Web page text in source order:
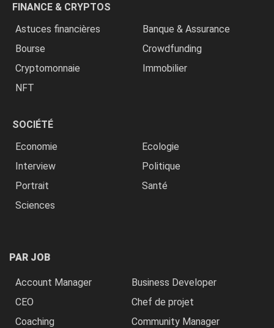
FINANCE & CRYPTOS
Astuces financières
Banque & Assurance
Bourse
Crowdfunding
Cryptomonnaie
Immobilier
NFT
SOCIÉTÉ
Economie
Ecologie
Interview
Politique
Portrait
Santé
Sciences
PAR JOB
Account Manager
Business Developer
CEO
Chef de projet
Coaching
Community Manager